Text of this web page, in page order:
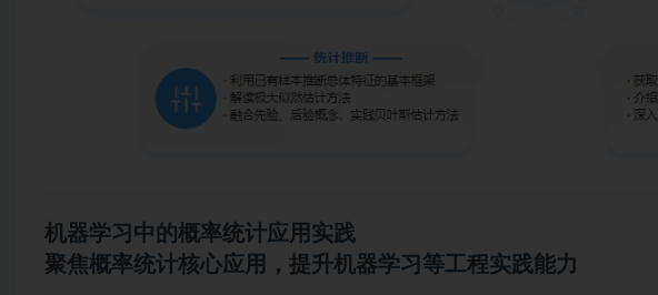
机器学习 中的概率统计应用实践
聚焦概率统计核心应用，提升机器学习等工程实践能力